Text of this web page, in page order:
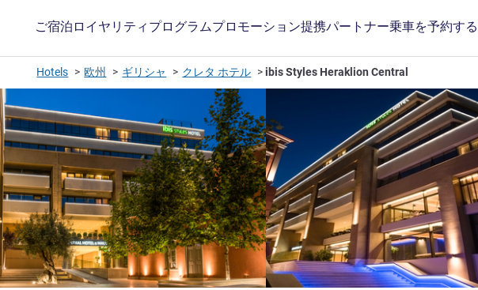
ご宿泊 ロイヤリティプログラムプロモーション提携パートナー乗車を予約する
Hotels 欧州 ギリシャ クレタ ホテル ibis Styles Heraklion Central